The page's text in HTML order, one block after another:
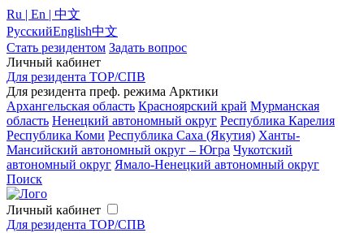
Ru | En | 中文
РусскийEnglish中文
Стать резидентом Задать вопрос
Личный кабинет
Для резидента ТОР/СПВ
Для резидента преф. режима Арктики
Архангельская область Красноярский край Мурманская
область Ненецкий автономный округ Республика Карелия
Республика Коми Республика Саха (Якутия) Ханты-
Мансийский автономный округ – Югра Чукотский
автономный округ Ямало-Ненецкий автономный округ
Поиск
Личный кабинет
Для резидента ТОР/СПВ